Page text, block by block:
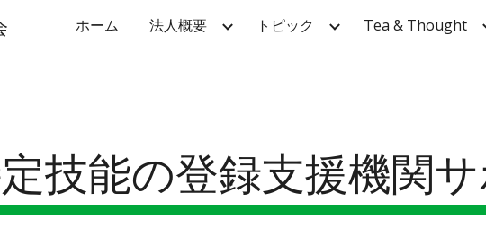
Skip to main content Skip to
ホーム 法人概要 トピック Tea & Thought
技能の登録支援機関